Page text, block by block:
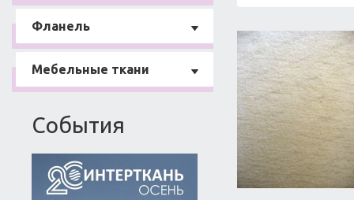
Фланель
Мебельные ткани
События